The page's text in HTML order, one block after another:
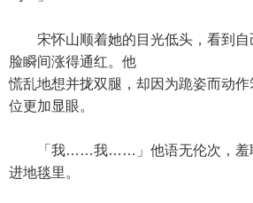
宋怀山顺着她的目光低头，看到自
脸瞬间涨得通红。他
慌乱地想并拢双腿，却因为跪姿而动
位更加显眼。
「我……我……」他语无伦次，羞耻
进地毯里。